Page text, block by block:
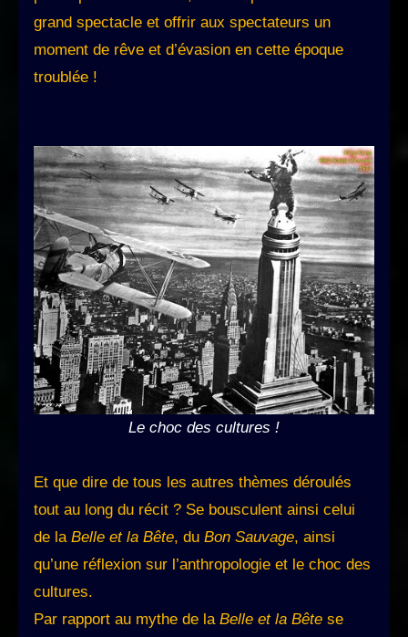
grand spectacle et offrir aux spectateurs un
moment de rêve et d’évasion en cette époque
troublée !
Le choc des cultures !
Et que dire de tous les autres thèmes déroulés
tout au long du récit ? Se bousculent ainsi celui
de la Belle et la Bête, du Bon Sauvage, ainsi
qu’une réflexion sur l’anthropologie et le choc des
cultures.
Par rapport au mythe de la Belle et la Bête se